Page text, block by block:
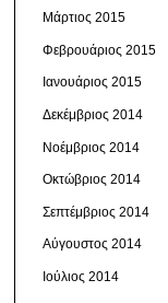
Μάρτιος 2015
Φεβρουάριος 2015
Ιανουάριος 2015
Δεκέμβριος 2014
Νοέμβριος 2014
Οκτώβριος 2014
Σεπτέμβριος 2014
Αύγουστος 2014
Ιούλιος 2014